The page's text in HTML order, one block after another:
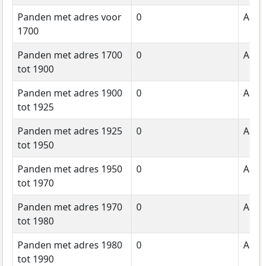
Panden met adres voor
1700
0
Panden met adres 1700
tot 1900
0
Panden met adres 1900
tot 1925
0
Panden met adres 1925
tot 1950
0
Panden met adres 1950
tot 1970
0
Panden met adres 1970
tot 1980
0
Panden met adres 1980
tot 1990
0